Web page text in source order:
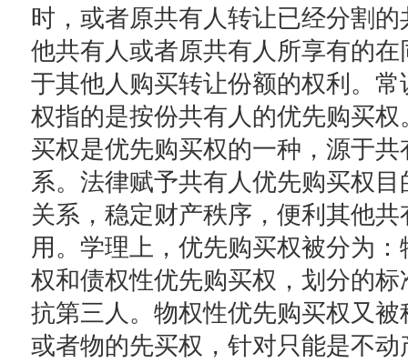
时，或者原共有人转让已经分割
他共有人或者原共有人所享有的
于其他人购买转让份额的权利。
权指的是按份共有人的优先购买
买权是优先购买权的一种，源于共
系。法律赋予共有人优先购买权
关系，稳定财产秩序，便利其他
用。学理上，优先购买权被分为
权和债权性优先购买权，划分的
抗第三人。物权性优先购买权又
或者物的先买权，针对只能是不动